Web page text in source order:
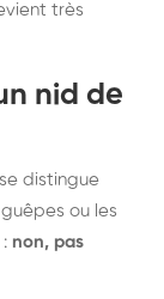
très
nid de
distingue
ou les
non, pas